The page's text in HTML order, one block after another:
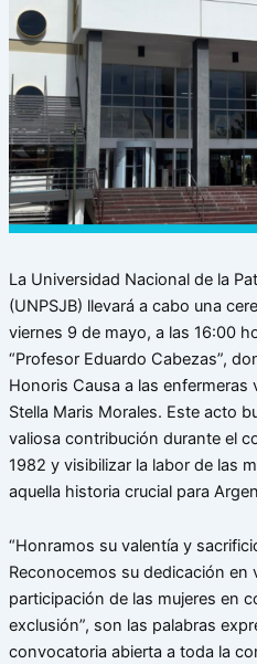
La Universidad Nacional de la
(UNPSJB) llevará a cabo una
viernes 9 de mayo, a las 16:00
“Profesor Eduardo Cabezas”,
Honoris Causa a las enfermeras
Stella Maris Morales. Este acto
valiosa contribución durante el
1982 y visibilizar la labor de las
aquella historia crucial para
“Honramos su valentía y
Reconocemos su dedicación en
participación de las mujeres en
exclusión”, son las palabras
convocatoria abierta a toda la